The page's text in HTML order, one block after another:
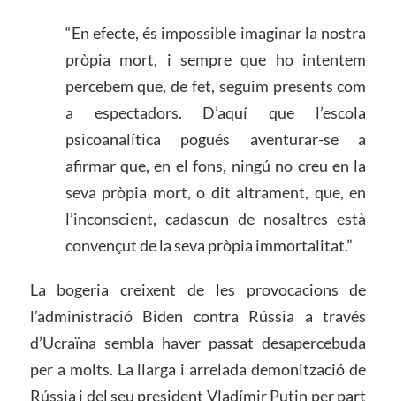
“En efecte, és impossible imaginar la nostra
pròpia mort, i sempre que ho intentem
percebem que, de fet, seguim presents com
a espectadors. D’aquí que l’escola
psicoanalítica pogués aventurar-se a
afirmar que, en el fons, ningú no creu en la
seva pròpia mort, o dit altrament, que, en
l’inconscient, cadascun de nosaltres està
convençut de la seva pròpia immortalitat.”
La bogeria creixent de les provocacions de
l’administració Biden contra Rússia a través
d’Ucraïna sembla haver passat desapercebuda
per a molts. La llarga i arrelada demonització de
Rússia i del seu president Vladímir Putin per part